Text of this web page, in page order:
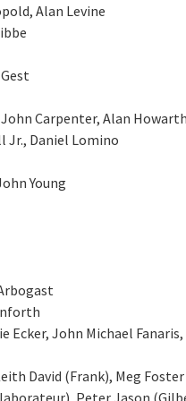
Alan Levine
Carpenter, Alan Howarth
Jr., Daniel Lomino
Young
Ecker, John Michael
David (Frank), Meg
Peter Jason